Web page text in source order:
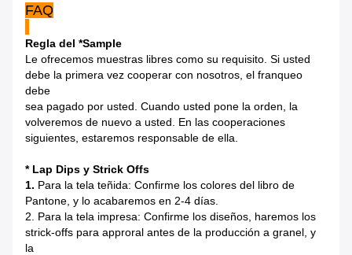
FAQ
Regla del *Sample
Le ofrecemos muestras libres como su requisito. Si usted
debe la primera vez cooperar con nosotros, el franqueo
debe
sea pagado por usted. Cuando usted pone la orden, la
volveremos de nuevo a usted. En las cooperaciones
siguientes, estaremos responsable de ella.
* Lap Dips y Strick Offs
1. Para la tela teñida: Confirme los colores del libro de
Pantone, y lo acabaremos en 2-4 días.
2. Para la tela impresa: Confirme los diseños, haremos los
strick-offs para approral antes de la producción a granel, y
la